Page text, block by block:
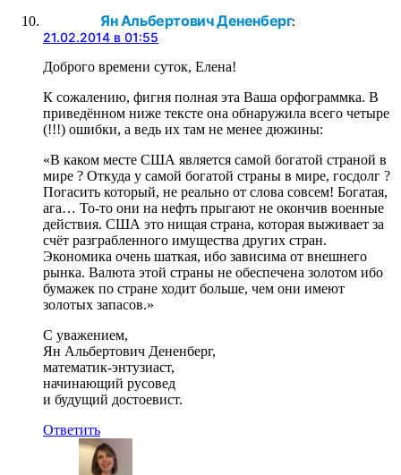
Ян Альбертович Дененберг:
21.02.2014 в 01:55
Доброго времени суток, Елена!
К сожалению, фигня полная эта Ваша орфограммка. В
приведённом ниже тексте она обнаружила всего четыре
(!!!) ошибки, а ведь их там не менее дюжины:
«В каком месте США является самой богатой страной в
мире ? Откуда у самой богатой страны в мире, госдолг ?
Погасить который, не реально от слова совсем! Богатая,
ага… То-то они на нефть прыгают не окончив военные
действия. США это нищая страна, которая выживает за
счёт разграбленного имущества других стран.
Экономика очень шаткая, ибо зависима от внешнего
рынка. Валюта этой страны не обеспечена золотом ибо
бумажек по стране ходит больше, чем они имеют
золотых запасов.»
С уважением,
Ян Альбертович Дененберг,
математик-энтузиаст,
начинающий русовед
и будущий достоевист.
Ответить